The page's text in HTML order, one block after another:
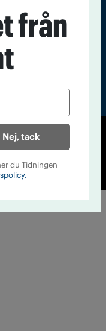
från
Nej, tack
du Tidningen